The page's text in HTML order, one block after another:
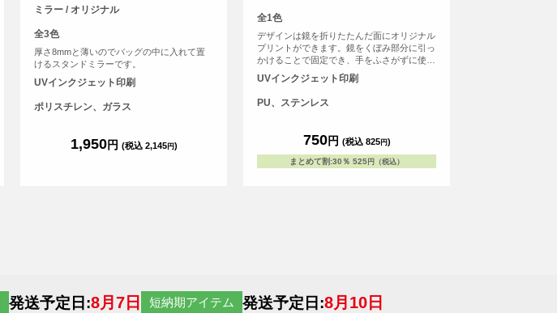
ミラー / オリジナル
全3色
厚さ8mmと薄いのでバッグの中に入れて置
けるスタンドミラーです。
UVインクジェット印刷
ポリスチレン、ガラス
1,950円 (税込 2,145円)
全1色
デザインは鏡を折りたたんだ面にオリジナル
プリントができます。鏡をくぼみ部分に引っ
かけることで固定でき、手をふさがずに使用
することも可能です。ガラス製の鏡と比較
し、ステンレス製なので軽く、割れない素材
UVインクジェット印刷
PU、ステンレス
750円 (税込 825円)
まとめて割:30％ 525 円（税込）
発送予定日:8月7日 短納期アイテム 発送予定日:8月10日